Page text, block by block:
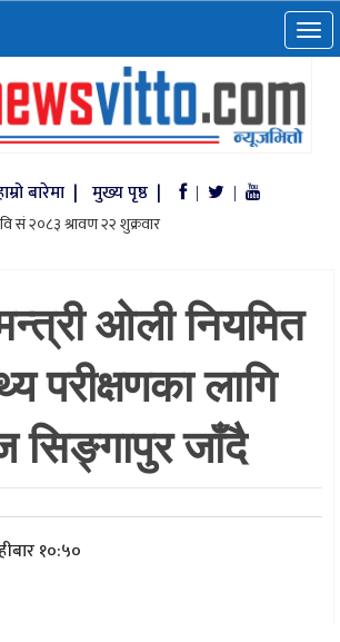
बारेमा | मुख्य पृष्ठ | | |
ओली नियमित
परीक्षणका लागि
जाँदै
१०:५०